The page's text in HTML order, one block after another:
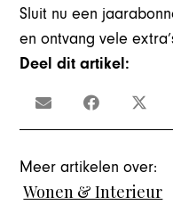
Sluit nu een
en ontvang vele
Deel dit artikel:
Meer artikelen over:
Wonen & Interieur